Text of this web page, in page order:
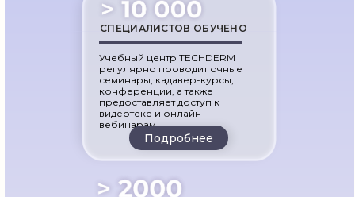
СПЕЦИАЛИСТОВ ОБУЧЕНО
Учебный центр TECHDERM
регулярно проводит очные
семинары, кадавер-курсы,
конференции, а также
предоставляет доступ к
видеотеке и онлайн-
вебинарам
Подробнее